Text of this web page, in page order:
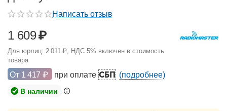
Написать отзыв
1 609₽
Для юрлиц: 2 011 ₽, НДС 5% включен в стоимость
товара
От 1 417 ₽ при оплате СБП (подробнее)
В наличии